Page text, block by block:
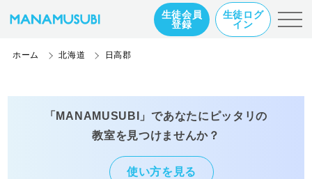
生徒会員
登録
生徒ログ
イン
ホーム 北海道 日高郡
「MANAMUSUBI」であなたにピッタリの
教室を見つけませんか？
使い方を見る